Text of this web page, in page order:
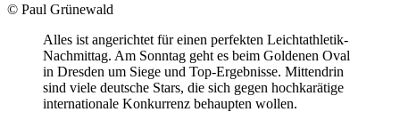
© Paul Grünewald
Alles ist angerichtet für einen perfekten Leichtathletik-
Nachmittag. Am Sonntag geht es beim Goldenen Oval
in Dresden um Siege und Top-Ergebnisse. Mittendrin
sind viele deutsche Stars, die sich gegen hochkarätige
internationale Konkurrenz behaupten wollen.